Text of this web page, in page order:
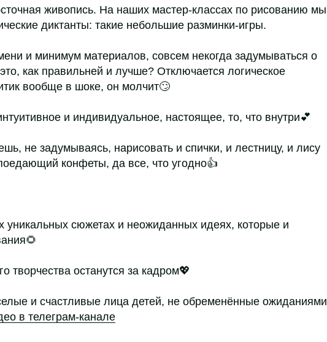
живопись. На наших мастер-классах по рисованию мы
диктанты: такие небольшие разминки-игры.
и минимум материалов, совсем некогда задумываться о
как правильней и лучше? Отключается логическое
вообще в шоке, он молчит🙄
и индивидуальное, настоящее, то, что внутри💕
не задумываясь, нарисовать и спички, и лестницу, и лису
конфеты, да все, что угодно👍
уникальных сюжетах и неожиданных идеях, которые и
творчества останутся за кадром💖
и счастливые лица детей, не обременённые ожиданиями
в телеграм-канале